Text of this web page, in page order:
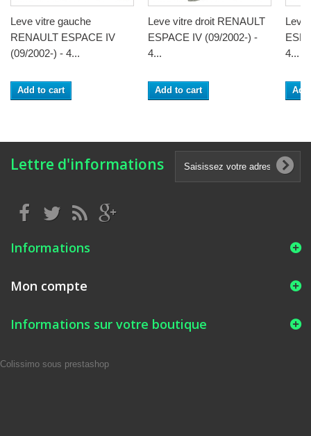
Leve vitre gauche
RENAULT ESPACE IV
(09/2002-) - 4...
Add to cart
Leve vitre droit RENAULT
ESPACE IV (09/2002-) -
4...
Add to cart
Leve
4...
Lettre d'informations
Informations
Mon compte
Informations sur votre boutique
Colissimo sous prestashop